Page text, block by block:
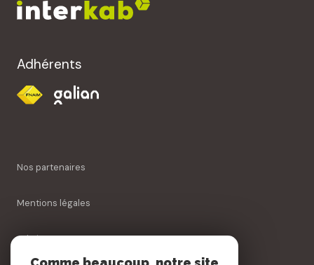
Adhérents
Nos partenaires
Mentions légales
Admin